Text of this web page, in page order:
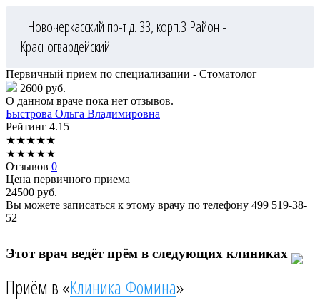
Новочеркасский пр-т д. 33, корп.3 Район -
Красногвардейский
Первичный прием по специализации - Стоматолог
2600 руб.
О данном враче пока нет отзывов.
Быстрова Ольга Владимировна
Рейтинг 4.15
★★★★★
★★★★★
Отзывов 0
Цена первичного приема
24500 руб.
Вы можете записаться к этому врачу по телефону 499 519-38-
52
Этот врач ведёт прём в следующих клиниках
Приём в «Клиника Фомина»